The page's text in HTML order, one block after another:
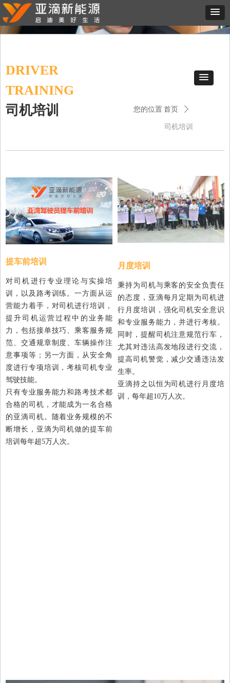
DRIVER
TRAINING
司机培训
您的位置：首页 ꄲ
司机培训
提车前培训
对司机进行专业理论与实操培
训，以及路考训练。一方面从运
营能力着手，对司机进行培训，
提升司机运营过程中的业务能
力，包括接单技巧、乘客服务规
范、交通规章制度、车辆操作注
意事项等；另一方面，从安全角
度进行专项培训，考核司机专业
驾驶技能。
只有专业服务能力和路考技术都
合格的司机，才能成为一名合格
的亚滴司机。随着业务规模的不
断增长，亚滴为司机做的提车前
培训每年超5万人次。
月度培训
秉持为司机与乘客的安全负责任
的态度，亚滴每月定期为司机进
行月度培训，强化司机安全意识
和专业服务能力，并进行考核。
同时，提醒司机注意规范行车，
尤其对违法高发地段进行交流，
提高司机警觉，减少交通违法发
生率。
亚滴持之以恒为司机进行月度培
训，每年超10万人次。